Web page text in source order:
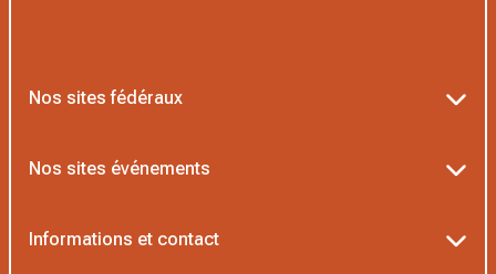
Nos sites fédéraux
Nos sites événements
Informations et contact